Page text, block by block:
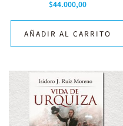
$44.000,00
AÑADIR AL CARRITO